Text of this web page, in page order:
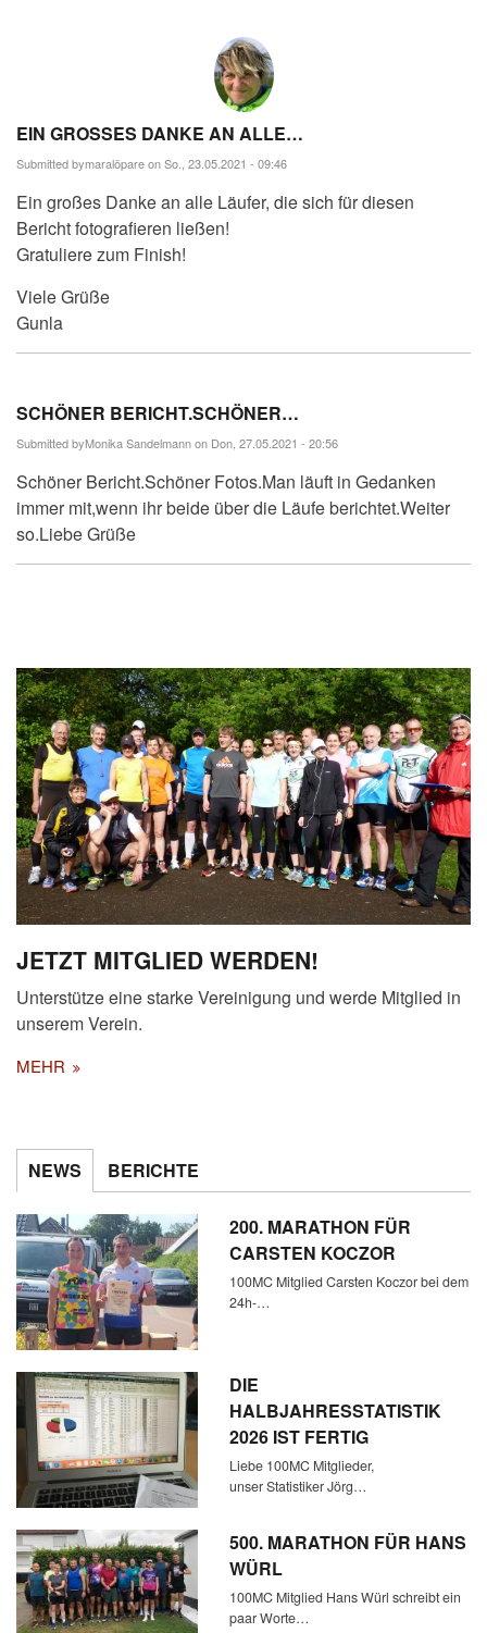
EIN GROSSES DANKE AN ALLE…
Submitted bymaralöpareon So., 23.05.2021 - 09:46
Ein großes Danke an alle Läufer, die sich für diesen
Bericht fotografieren ließen!
Gratuliere zum Finish!
Viele Grüße
Gunla
SCHÖNER BERICHT.SCHÖNER…
Submitted byMonika Sandelmannon Don, 27.05.2021 - 20:56
Schöner Bericht.Schöner Fotos.Man läuft in Gedanken
immer mit,wenn ihr beide über die Läufe berichtet.Weiter
so.Liebe Grüße
JETZT MITGLIED WERDEN!
Unterstütze eine starke Vereinigung und werde Mitglied in
unserem Verein.
MEHR
NEWS BERICHTE
200. MARATHON FÜR
CARSTEN KOCZOR
100MC Mitglied Carsten Koczor bei dem
24h-…
DIE
HALBJAHRESSTATISTIK
2026 IST FERTIG
Liebe 100MC Mitglieder,
unser Statistiker Jörg…
500. MARATHON FÜR HANS
WÜRL
100MC Mitglied Hans Würl schreibt ein
paar Worte…